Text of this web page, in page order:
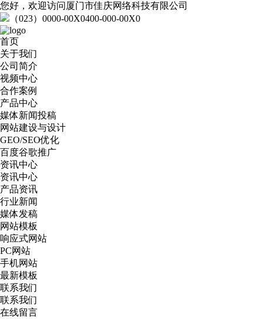
您好，欢迎访问厦门市佳庆网络科技有限公司
（023）0000-00X0400-000-00X0
首页
关于我们
公司简介
视频中心
合作案例
产品中心
媒体新闻投稿
网站建设与设计
GEO/SEO优化
百度谷歌推广
资讯中心
资讯中心
产品资讯
行业新闻
媒体发稿
网站模板
响应式网站
PC网站
手机网站
最新模板
联系我们
联系我们
在线留言